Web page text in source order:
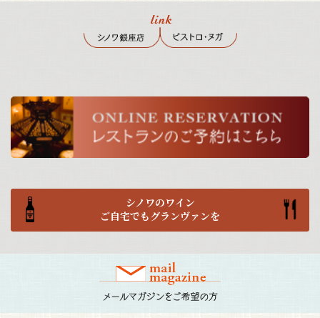
シノワのワイン
ご自宅でもグランヴァンを